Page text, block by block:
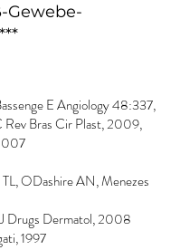
Gewebe-
E Angiology 48:337,
Rev Bras Cir Plast, 2009,
ODashire AN, Menezes
Drugs Dermatol, 2008
1997